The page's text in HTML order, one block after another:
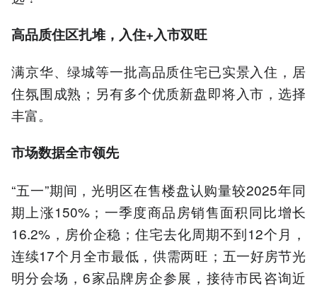
高品质住区扎堆，入住+入市双旺
满京华、绿城等一批高品质住宅已实景入住，居
住氛围成熟；另有多个优质新盘即将入市，选择
丰富。
市场数据全市领先
“五一”期间，光明区在售楼盘认购量较2025年同
期上涨150%；一季度商品房销售面积同比增长
16.2%，房价企稳；住宅去化周期不到12个月，
连续17个月全市最低，供需两旺；五一好房节光
明分会场，6家品牌房企参展，接待市民咨询近